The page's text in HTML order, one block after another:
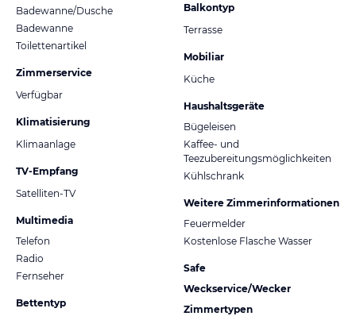
Badewanne/Dusche
Badewanne
Toilettenartikel
Zimmerservice
Verfügbar
Klimatisierung
Klimaanlage
TV-Empfang
Satelliten-TV
Multimedia
Telefon
Radio
Fernseher
Bettentyp
Balkontyp
Terrasse
Mobiliar
Küche
Haushaltsgeräte
Bügeleisen
Kaffee- und
Teezubereitungsmöglichkeiten
Kühlschrank
Weitere Zimmerinformationen
Feuermelder
Kostenlose Flasche Wasser
Safe
Weckservice/Wecker
Zimmertypen